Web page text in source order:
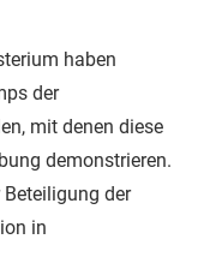
haben
der
mit denen diese
demonstrieren.
der
in